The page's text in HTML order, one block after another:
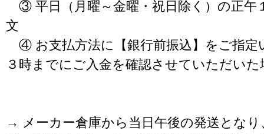
③ 平日（月曜～金曜・祝日除く）の正午
文
④ お支払方法に【銀行前振込】をご指定
３時までにご入金を確認させていただいた
→ メーカー倉庫から当日午後の発送となり